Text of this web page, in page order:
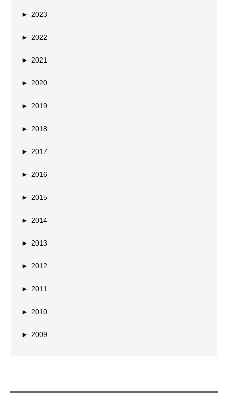
► 2023
► 2022
► 2021
► 2020
► 2019
► 2018
► 2017
► 2016
► 2015
► 2014
► 2013
► 2012
► 2011
► 2010
► 2009